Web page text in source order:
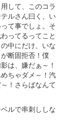
して、このコラ
ルさん曰く、い
て事でしょ。そ
ってるってこと
中にだけ、いな
断固拒否！僕
は、嫌だぁ～！
ちゃダメ～！汽
！さらばなんて
ルで串刺ししな